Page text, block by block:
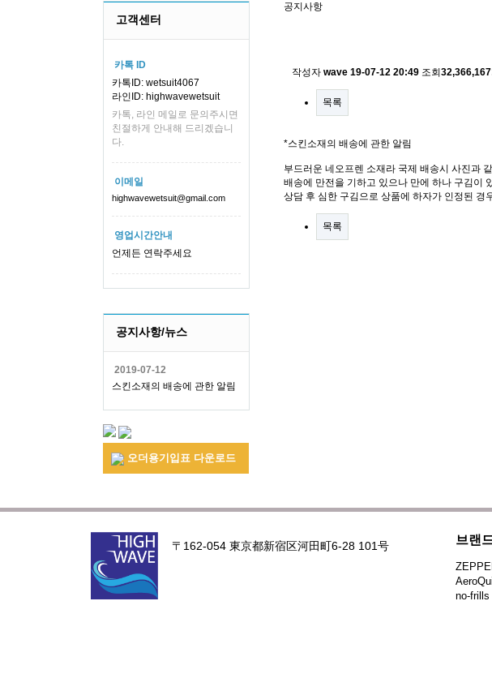
고객센터
카톡 ID
카톡ID: wetsuit4067
라인ID: highwavewetsuit
카톡, 라인 메일로 문의주시면
친절하게 안내해 드리겠습니
다.
이메일
highwavewetsuit@gmail.com
영업시간안내
언제든 연락주세요
공지사항/뉴스
2019-07-12
스킨소재의 배송에 관한 알림
오더용기입표 다운로드
공지사항
작성자 wave 19-07-12 20:49 조회 32,366,167
목록
*스킨소재의 배송에 관한 알림
부드러운 네오프렌 소재라 국제 배송시 사진과
배송에 만전을 기하고 있으나 만에 하나 구김이
상담 후 심한 구김으로 상품에 하자가 인정된 경
목록
〒162-054 東京都新宿区河田町6-28 101号 브랜
no-frills